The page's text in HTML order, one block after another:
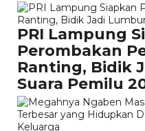
PRI Lampung
Perombakan
Ranting, Bidik
Suara Pemilu